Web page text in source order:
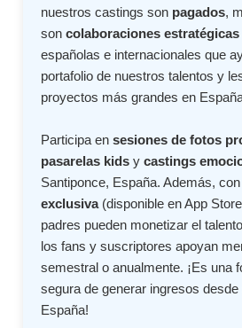
nuestros castings son pagados,
soncolaboraciones estratégicas
españolas e internacionales que
portafolio de nuestros talentos y
proyectos más grandes en
Participa ensesiones de fotos
pasarelas kids ycastings
Santiponce, España. Además,
exclusiva(disponible en App
padres pueden monetizar el
los fans y suscriptores apoyan
semestral o anualmente. ¡Es una
segura de generar ingresos
España!